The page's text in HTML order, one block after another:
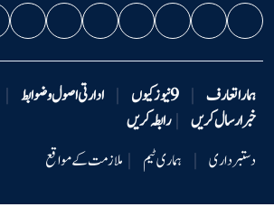
ہمارا تعارف | 9 نیوزکیوں | ادارتی اصول و ضوابط |
خبر ارسال کریں | رابطہ کریں
دستبرداری | ہماری ٹیم | ملازمت کے مواقع